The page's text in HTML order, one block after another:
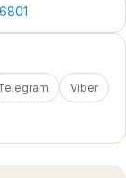
Viber